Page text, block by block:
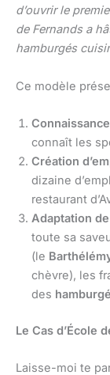
d’ouvrir le
de Fernands a
hamburgés
Ce modèle
connaît les
Création
dizaine
restaurant
Adaptation
toute sa
(le
chèvre), les
des
Le Cas d’École
Laisse-moi te